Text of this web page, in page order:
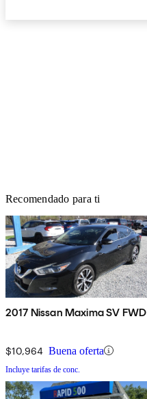
Recomendado para ti
2017 Nissan Maxima SV FWD
$10,964 Buena oferta
Incluye tarifas de conc.